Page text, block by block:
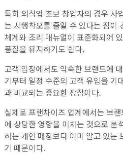
특히 외식업 초보 창업자의 경우 사
는 시행착오를 줄일 수 있다는 점이
체계와 조리 매뉴얼이 표준화되어
품질을 유지하기도 쉽다.
고객 입장에서도 익숙한 브랜드에
기부터 일정 수준의 고객 유입을 기
과 비교되는 중요한 장점이다.
실제로 프랜차이즈 업계에서는 브
에 상당한 영향을 미치는 것으로 분
하는 개인 매장보다 이미 알고 있는
기 때문이다.